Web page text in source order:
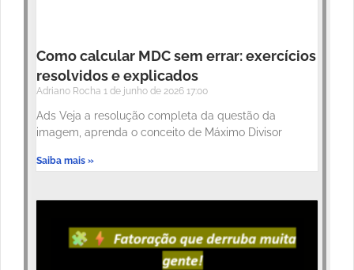
Como calcular MDC sem errar: exercícios
resolvidos e explicados
Adriano Rocha 1 de junho de 2026 17:00
Ads Veja a resolução completa da questão da
imagem, aprenda o conceito de Máximo Divisor
Saiba mais »